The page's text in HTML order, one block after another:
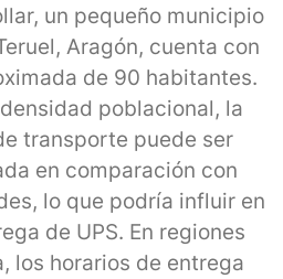
un pequeño municipio
Aragón, cuenta con
de 90 habitantes.
poblacional, la
transporte puede ser
en comparación con
lo que podría influir en
de UPS. En regiones
los horarios de entrega